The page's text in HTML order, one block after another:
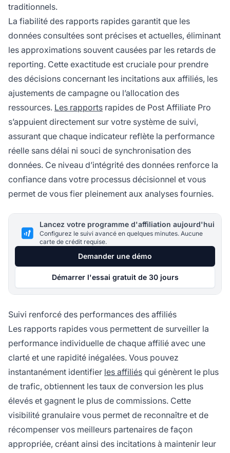
traditionnels.
La fiabilité des rapports rapides garantit que les
données consultées sont précises et actuelles, éliminant
les approximations souvent causées par les retards de
reporting. Cette exactitude est cruciale pour prendre
des décisions concernant les incitations aux affiliés, les
ajustements de campagne ou l’allocation des
ressources. Les rapports rapides de Post Affiliate Pro
s’appuient directement sur votre système de suivi,
assurant que chaque indicateur reflète la performance
réelle sans délai ni souci de synchronisation des
données. Ce niveau d’intégrité des données renforce la
confiance dans votre processus décisionnel et vous
permet de vous fier pleinement aux analyses fournies.
Lancez votre programme d'affiliation aujourd'hui
Configurez le suivi avancé en quelques minutes. Aucune
carte de crédit requise.
Demander une démo
Démarrer l'essai gratuit de 30 jours
Suivi renforcé des performances des affiliés
Les rapports rapides vous permettent de surveiller la
performance individuelle de chaque affilié avec une
clarté et une rapidité inégalées. Vous pouvez
instantanément identifier les affiliés qui génèrent le plus
de trafic, obtiennent les taux de conversion les plus
élevés et gagnent le plus de commissions. Cette
visibilité granulaire vous permet de reconnaître et de
récompenser vos meilleurs partenaires de façon
appropriée, créant ainsi des incitations à maintenir leur